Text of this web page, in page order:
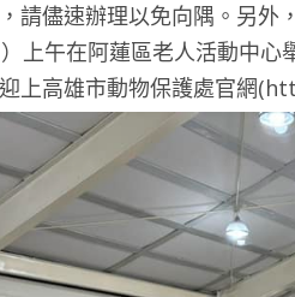
請儘速辦理以免向隅。另外
上午在阿蓮區老人活動中
上高雄市動物保護處官網